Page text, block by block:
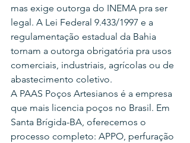
mas exige outorga do INEMA pra ser
legal. A Lei Federal 9.433/1997 e a
regulamentação estadual da Bahia
tornam a outorga obrigatória pra usos
comerciais, industriais, agrícolas ou de
abastecimento coletivo.
A PAAS Poços Artesianos é a empresa
que mais licencia poços no Brasil. Em
Santa Brígida-BA, oferecemos o
processo completo: APPO, perfuração